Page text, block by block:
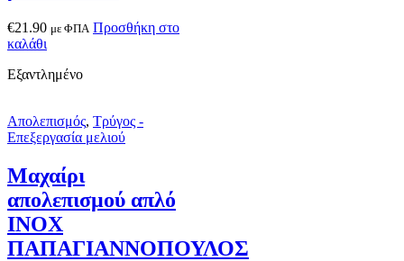
€21.90 με ΦΠΑ Προσθήκη στο
καλάθι
Εξαντλημένο
Απολεπισμός, Τρύγος -
Επεξεργασία μελιού
Μαχαίρι
απολεπισμού απλό
INOX
ΠΑΠΑΓΙΑΝΝΟΠΟΥΛΟΣ